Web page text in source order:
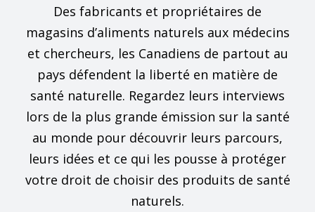
Des fabricants et propriétaires de
magasins d’aliments naturels aux médecins
et chercheurs, les Canadiens de partout au
pays défendent la liberté en matière de
santé naturelle. Regardez leurs interviews
lors de la plus grande émission sur la santé
au monde pour découvrir leurs parcours,
leurs idées et ce qui les pousse à protéger
votre droit de choisir des produits de santé
naturels.